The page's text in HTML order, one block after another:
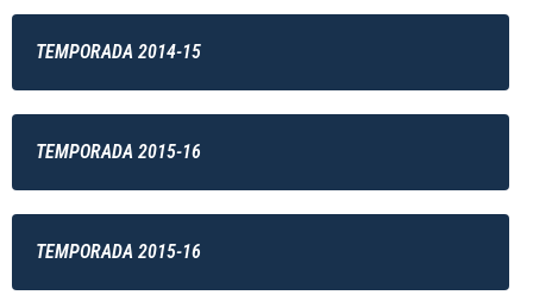
TEMPORADA 2014-15
TEMPORADA 2015-16
TEMPORADA 2015-16